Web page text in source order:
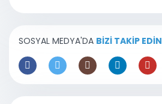
SOSYAL MEDYA'DA BİZİ TAKİP EDİN